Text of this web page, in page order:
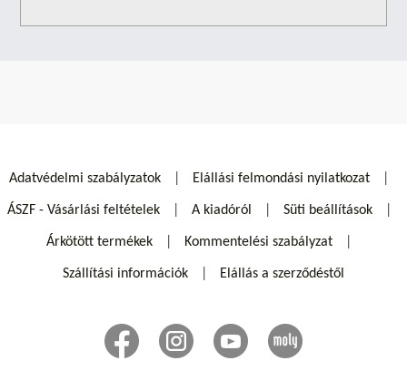
Adatvédelmi szabályzatok Elállási felmondási nyilatkozat
ÁSZF - Vásárlási feltételek A kiadóról Süti beállítások
Árkötött termékek Kommentelési szabályzat
Szállítási információk Elállás a szerződéstől